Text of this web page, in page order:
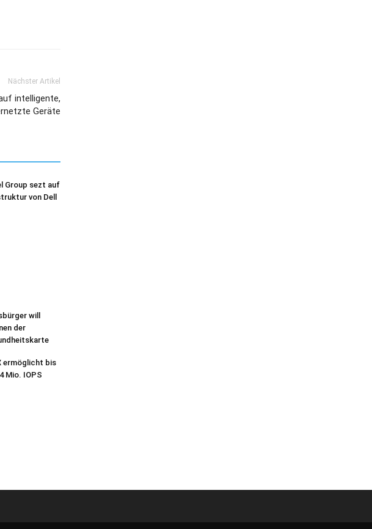
Nächster Artikel
intelligente,
Geräte
Group sezt auf
von Dell
will
der
ermöglicht bis
Mio. IOPS